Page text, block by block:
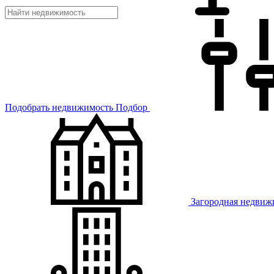
Подобрать недвижимость Подбор
Загородная